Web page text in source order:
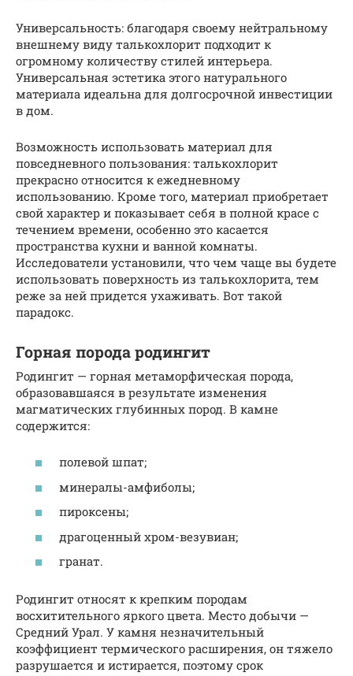
Универсальность: благодаря своему нейтральному
внешнему виду талькохлорит подходит к
огромному количеству стилей интерьера.
Универсальная эстетика этого натурального
материала идеальна для долгосрочной инвестиции
в дом.
Возможность использовать материал для
повседневного пользования: талькохлорит
прекрасно относится к ежедневному
использованию. Кроме того, материал приобретает
свой характер и показывает себя в полной красе с
течением времени, особенно это касается
пространства кухни и ванной комнаты.
Исследователи установили, что чем чаще вы будете
использовать поверхность из талькохлорита, тем
реже за ней придется ухаживать. Вот такой
парадокс.
Горная порода родингит
Родингит — горная метаморфическая порода,
образовавшаяся в результате изменения
магматических глубинных пород. В камне
содержится:
полевой шпат;
минералы-амфиболы;
пироксены;
драгоценный хром-везувиан;
гранат.
Родингит относят к крепким породам
восхитительного яркого цвета. Место добычи —
Средний Урал. У камня незначительный
коэффициент термического расширения, он тяжело
разрушается и истирается, поэтому срок